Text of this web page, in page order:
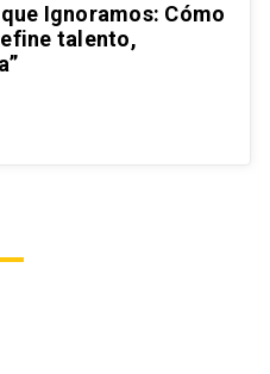
Ignoramos: Cómo
talento,